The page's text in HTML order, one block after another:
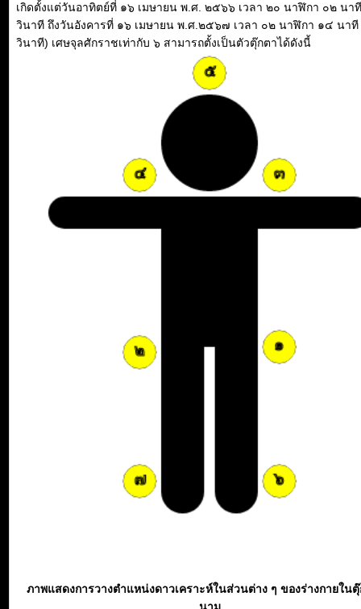
เกิดตั้งแต่วันอาทิตย์ที่ ๑๖ เมษายน พ.ศ. ๒๕๖๖ เวลา ๒๐ นาฬิกา ๐๒ นา
วินาที ถึงวันอังคารที่ ๑๖ เมษายน พ.ศ.๒๕๖๗ เวลา ๐๒ นาฬิกา ๑๔ นา
วินาที) เศษจุลศักราชเท่ากับ ๖ สามารถตั้งเป็นตัวตุ๊กตาได้ดังนี้
ภาพแสดงการวางตำแหน่งดาวเคราะห์ในส่วนต่าง ๆ ของร่างกายใน